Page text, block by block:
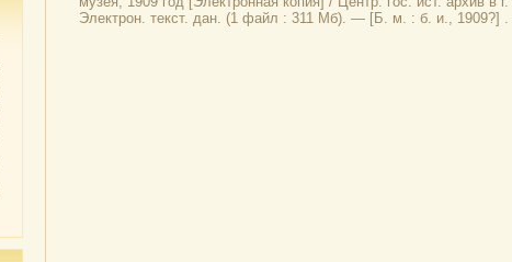
Электрон. текст. дан. (1 файл : 311 Мб). — [Б. м. : б. и., 1909?] .